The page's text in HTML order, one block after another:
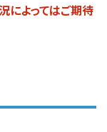
によってはご期待